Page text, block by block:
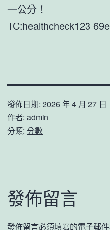
一公分！
TC:healthcheck123
發佈日期: 2026 年 4 月 27 日
作者: admin
分類: 分數
發佈留言
發佈留言必須填寫的電子郵